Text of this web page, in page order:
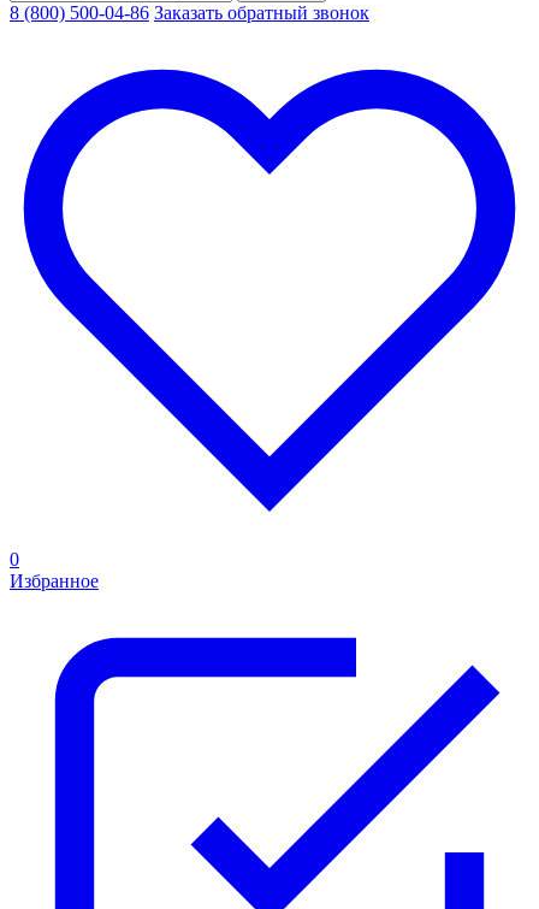
8 (800) 500-04-86 Заказать обратный звонок
0
Избранное